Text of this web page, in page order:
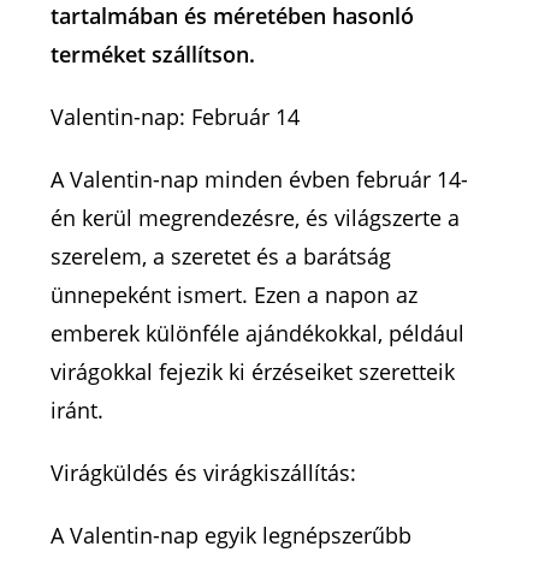
tartalmában és méretében hasonló
terméket szállítson.
Valentin-nap: Február 14
A Valentin-nap minden évben február 14-
én kerül megrendezésre, és világszerte a
szerelem, a szeretet és a barátság
ünnepeként ismert. Ezen a napon az
emberek különféle ajándékokkal, például
virágokkal fejezik ki érzéseiket szeretteik
iránt.
Virágküldés és virágkiszállítás:
A Valentin-nap egyik legnépszerűbb